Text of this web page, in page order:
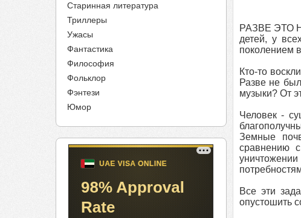
Старинная литература
Триллеры
Ужасы
Фантастика
Философия
Фольклор
Фэнтези
Юмор
РАЗВЕ ЭТО
детей, у
поколением
Кто-то
Разве не
музыки? От
Человек -
Земные
сравнению
Все эти
опустошить